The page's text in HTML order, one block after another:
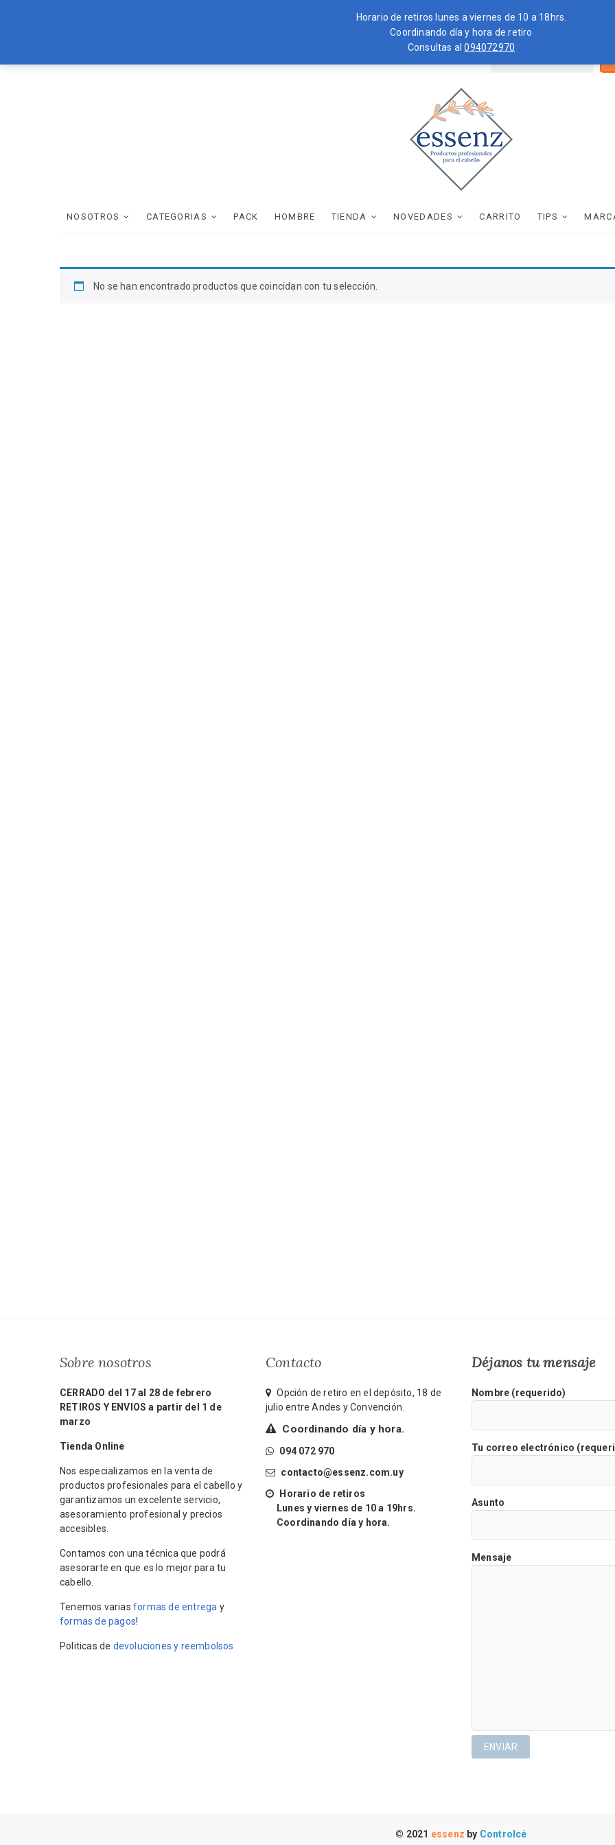
Horario de retiros lunes a viernes de 10 a 18hrs.
Coordinando día y hora de retiro
Consultas al094072970
to
por:
essenz
NOSOTROS CATEGORIAS PACK HOMBRE TIENDA NOVEDADES CARRITO TIPS
No se han encontrado productos que coincidan con tu selección.
Sobre nosotros
CERRADO del 17 al 28 de febrero
RETIROS Y ENVIOS a partir del 1 de
marzo
Tienda Online
Nos especializamos en la venta de
productos profesionales para el cabello y
garantizamos un excelente servicio,
asesoramiento profesional y precios
accesibles.
Contamos con una técnica que podrá
asesorarte en que es lo mejor para tu
cabello.
Tenemos varias formas de entrega y
formas de pagos!
Politicas de devoluciones y reembolsos
Contacto
Opción de retiro en el depósito, 18 de
julio entre Andes y Convención.
Coordinando día y hora.
094 072 970
contacto@essenz.com.uy
Horario de retiros
Lunes y viernes de 10 a 19hrs.
Coordinando día y hora.
Déjanos tu mensaje
Nombre (requerido)
Tu correo electrónico
Asunto
Mensaje
© 2021 essenz by Controlcé